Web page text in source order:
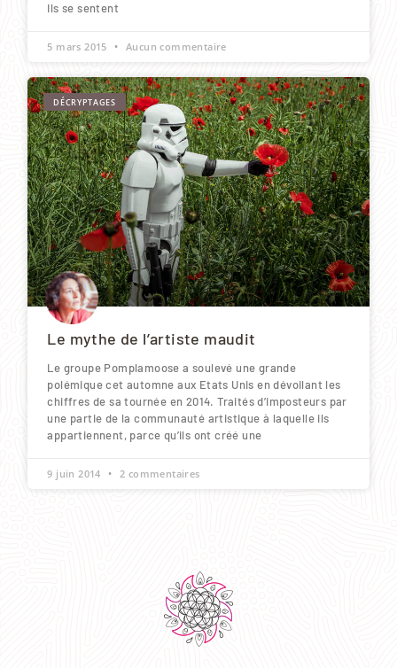
Ils se sentent
5 mars 2015 Aucun commentaire
DÉCRYPTAGES
Le mythe de l’artiste maudit
Le groupe Pomplamoose a soulevé une grande
polémique cet automne aux Etats Unis en dévoilant les
chiffres de sa tournée en 2014. Traités d’imposteurs par
une partie de la communauté artistique à laquelle ils
appartiennent, parce qu’ils ont créé une
9 juin 2014 2 commentaires